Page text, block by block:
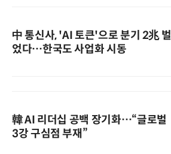
中 통신사, 'AI 토큰'으로 분기 2兆 벌
었다…한국도 사업화 시동
韓 AI 리더십 공백 장기화…“글로벌
3강 구심점 부재”